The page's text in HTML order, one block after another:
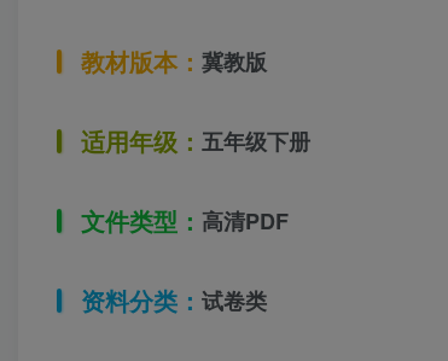
教材版本： 冀教版
适用年级： 五年级下册
文件类型： 高清PDF
资料分类： 试卷类